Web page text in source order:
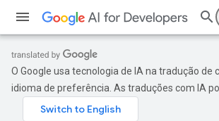
O Google usa tecnologia de IA na tradução de
idioma de preferência. As traduções com IA